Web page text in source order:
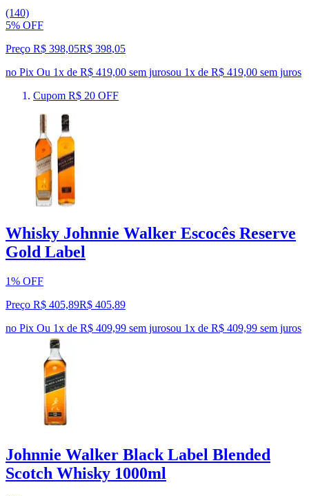
(140)
5% OFF
Preço R$ 398,05R$ 398,05
no Pix Ou 1x de R$ 419,00 sem jurosou 1x de R$ 419,00 sem juros
Cupom R$ 20 OFF
Whisky Johnnie Walker Escocês Reserve
Gold Label
1% OFF
Preço R$ 405,89R$ 405,89
no Pix Ou 1x de R$ 409,99 sem jurosou 1x de R$ 409,99 sem juros
Johnnie Walker Black Label Blended
Scotch Whisky 1000ml